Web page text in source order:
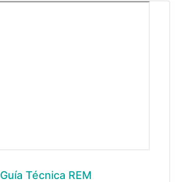
Guía Técnica REM